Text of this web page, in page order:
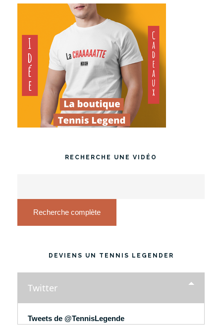
RECHERCHE UNE VIDÉO
Recherche complète
DEVIENS UN TENNIS LEGENDER
Twitter
Tweets de @TennisLegende